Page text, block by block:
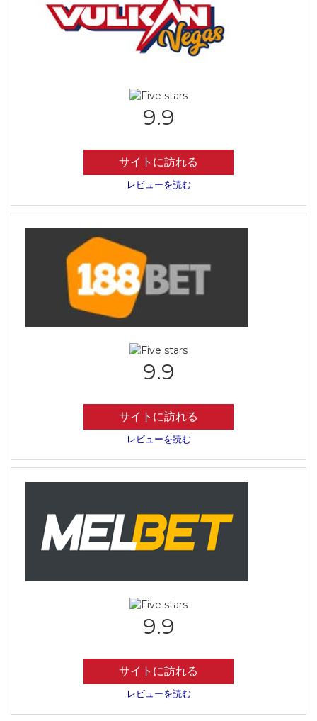
9.9
サイトに訪れる
レビューを読む
9.9
サイトに訪れる
レビューを読む
9.9
サイトに訪れる
レビューを読む